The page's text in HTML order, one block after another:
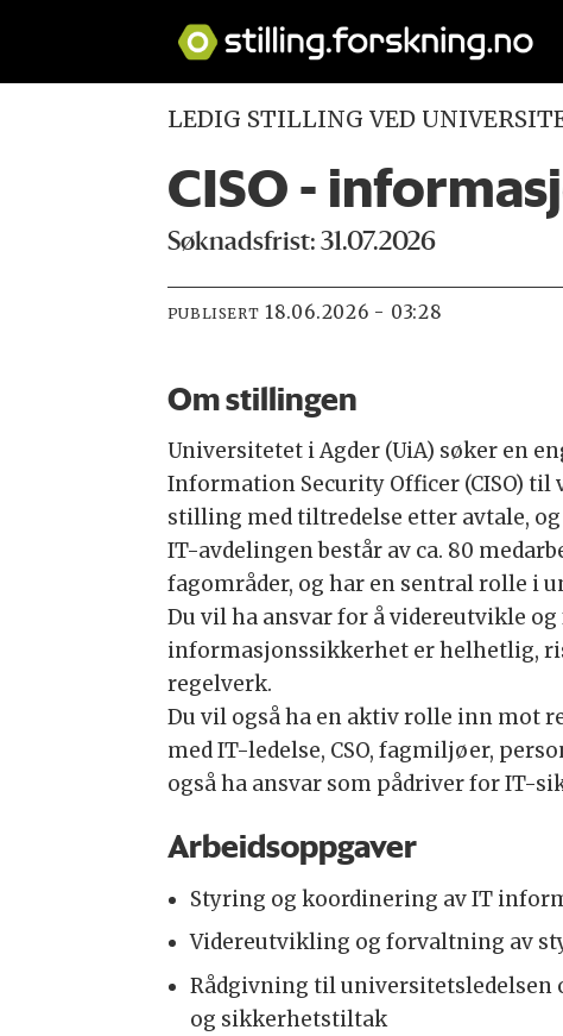
LEDIG STILLING VED
CISO -
Søknadsfrist: 31.07.2026
PUBLISERT 18.06.2026 - 03:28
Om stillingen
Universitetet i Agder (UiA) søker en
Information Security Officer (CISO) til
stilling med tiltredelse etter avtale,
IT-avdelingen består av ca. 80
fagområder, og har en sentral rolle i
Du vil ha ansvar for å videreutvikle
informasjonssikkerhet er helhetlig,
regelverk.
Du vil også ha en aktiv rolle inn mot
med IT-ledelse, CSO, fagmiljøer,
også ha ansvar som pådriver for IT-
Arbeidsoppgaver
Styring og koordinering av IT
Videreutvikling og forvaltning av
Rådgivning til universitetsledelsen
og sikkerhetstiltak